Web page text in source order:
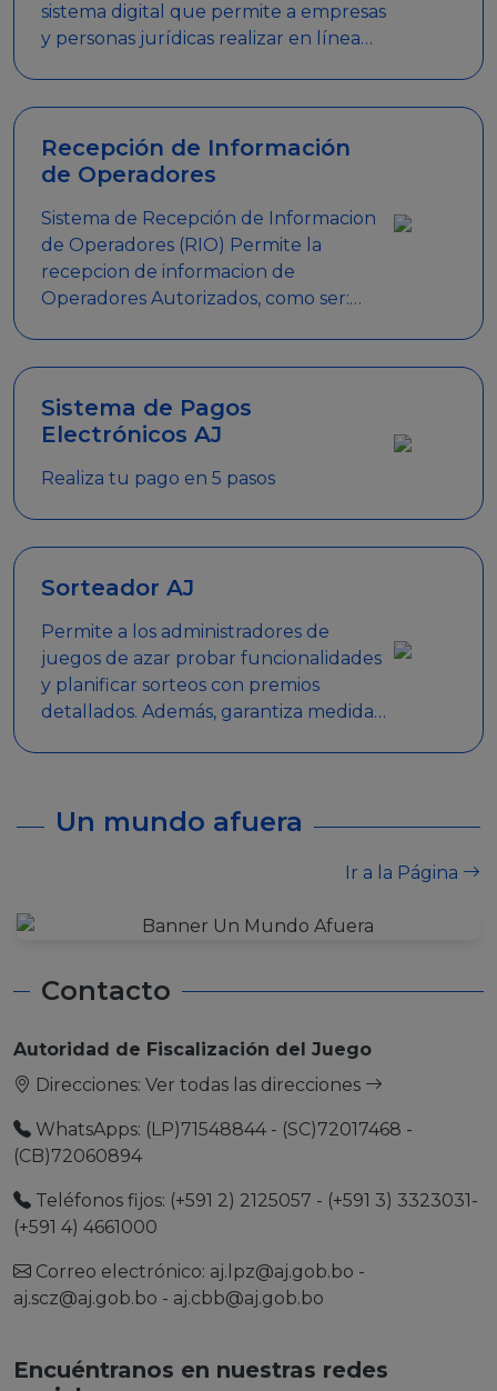
sistema digital que permite a empresas
y personas jurídicas realizar en línea
Recepción de Información
de Operadores
Sistema de Recepción de Informacion
de Operadores (RIO) Permite la
recepcion de informacion de
Operadores Autorizados, como ser:
Sistema de Pagos
Electrónicos AJ
Realiza tu pago en 5 pasos
Sorteador AJ
Permite a los administradores de
juegos de azar probar funcionalidades
y planificar sorteos con premios
detallados. Además, garantiza medidas
Un mundo afuera
Ir a la Página
Contacto
Autoridad de Fiscalización del Juego
Direcciones: Ver todas las direcciones
WhatsApps: (LP)71548844 - (SC)72017468 -
(CB)72060894
Teléfonos fijos: (+591 2) 2125057 - (+591 3) 3323031-
(+591 4) 4661000
Correo electrónico: aj.lpz@aj.gob.bo -
aj.scz@aj.gob.bo - aj.cbb@aj.gob.bo
Encuéntranos en nuestras redes